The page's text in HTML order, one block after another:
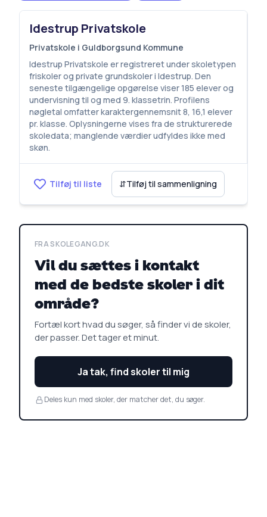
Idestrup Privatskole
Privatskole i Guldborgsund Kommune
Idestrup Privatskole er registreret under skoletypen
friskoler og private grundskoler i Idestrup. Den
seneste tilgængelige opgørelse viser 185 elever og
undervisning til og med 9. klassetrin. Profilens
nøgletal omfatter karaktergennemsnit 8, 16,1 elever
pr. klasse. Oplysningerne vises fra de strukturerede
skoledata; manglende værdier udfyldes ikke med
skøn.
Tilføj til liste ⇵Tilføj til sammenligning
FRA SKOLEGANG.DK
Vil du sættes i kontakt
med de bedste skoler i dit
område?
Fortæl kort hvad du søger, så finder vi de skoler,
der passer. Det tager et minut.
Ja tak, find skoler til mig
Deles kun med skoler, der matcher det, du søger.